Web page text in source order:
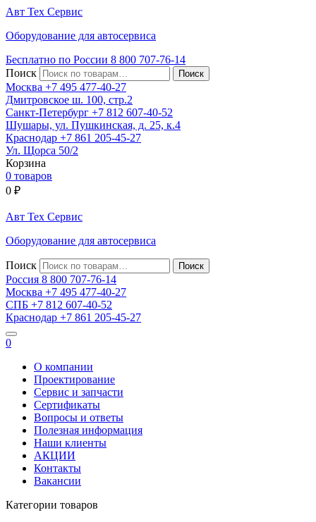
Авт Тех Сервис
Оборудование для автосервиса
Бесплатно по России 8 800 707-76-14
Поиск
Москва +7 495 477-40-27
Дмитровское ш. 100, стр.2
Санкт-Петербург +7 812 607-40-52
Шушары, ул. Пушкинская, д. 25, к.4
Краснодар +7 861 205-45-27
Ул. Щорса 50/2
Корзина
0 товаров
0 ₽
Авт Тех Сервис
Оборудование для автосервиса
Поиск
Россия 8 800 707-76-14
Москва +7 495 477-40-27
СПБ +7 812 607-40-52
Краснодар +7 861 205-45-27
0
О компании
Проектирование
Сервис и запчасти
Сертификаты
Вопросы и ответы
Полезная информация
Наши клиенты
АКЦИИ
Контакты
Вакансии
Категории товаров